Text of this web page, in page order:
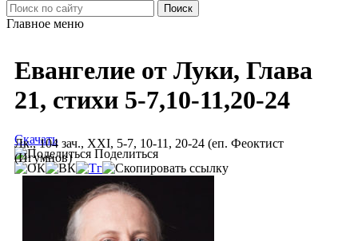
Поиск
Главное меню
Евангелие от Луки, Глава
21, стихи 5-7,10-11,20-24
Лк., 104 зач., XXI, 5-7, 10-11, 20-24 (еп. Феоктист
(Игумнов)
Скачать
Поделиться